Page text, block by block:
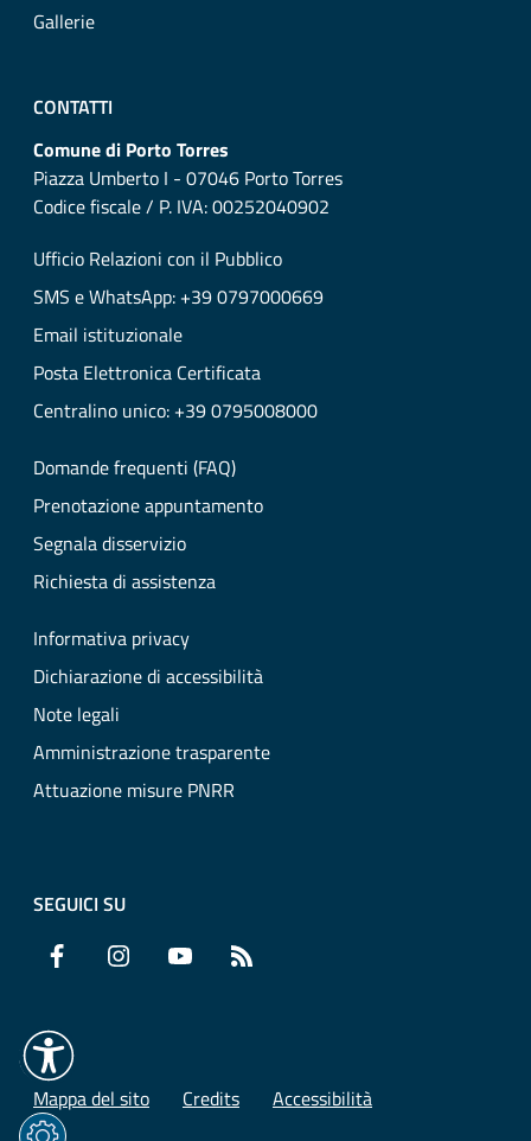
Gallerie
CONTATTI
Comune di Porto Torres
Piazza Umberto I - 07046 Porto Torres
Codice fiscale / P. IVA: 00252040902
Ufficio Relazioni con il Pubblico
SMS e WhatsApp: +39 0797000669
Email istituzionale
Posta Elettronica Certificata
Centralino unico: +39 0795008000
Domande frequenti (FAQ)
Prenotazione appuntamento
Segnala disservizio
Richiesta di assistenza
Informativa privacy
Dichiarazione di accessibilità
Note legali
Amministrazione trasparente
Attuazione misure PNRR
SEGUICI SU
Facebook Instagram YouTube
Mappa del sito Credits Accessibilità